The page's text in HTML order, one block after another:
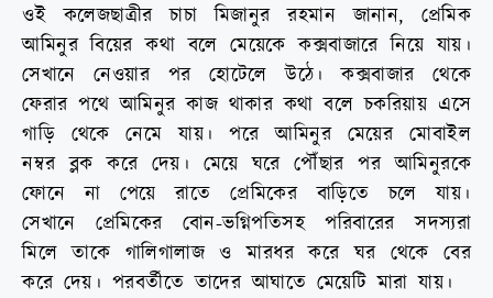
ওই কলেজছাত্রীর চাচা মিজানুর রহমান জানান, প্রেমিক
আমিনুর বিয়ের কথা বলে মেয়েকে কক্সবাজারে নিয়ে যায়।
সেখানে নেওয়ার পর হোটেলে উঠে। কক্সবাজার থেকে
ফেরার পথে আমিনুর কাজ থাকার কথা বলে চকরিয়ায় এসে
গাড়ি থেকে নেমে যায়। পরে আমিনুর মেয়ের মোবাইল
নম্বর ব্লক করে দেয়। মেয়ে ঘরে পৌঁছার পর আমিনুরকে
ফোনে না পেয়ে রাতে প্রেমিকের বাড়িতে চলে যায়।
সেখানে প্রেমিকের বোন-ভগ্নিপতিসহ পরিবারের সদস্যরা
মিলে তাকে গালিগালাজ ও মারধর করে ঘর থেকে বের
করে দেয়। পরবর্তীতে তাদের আঘাতে মেয়েটি মারা যায়।